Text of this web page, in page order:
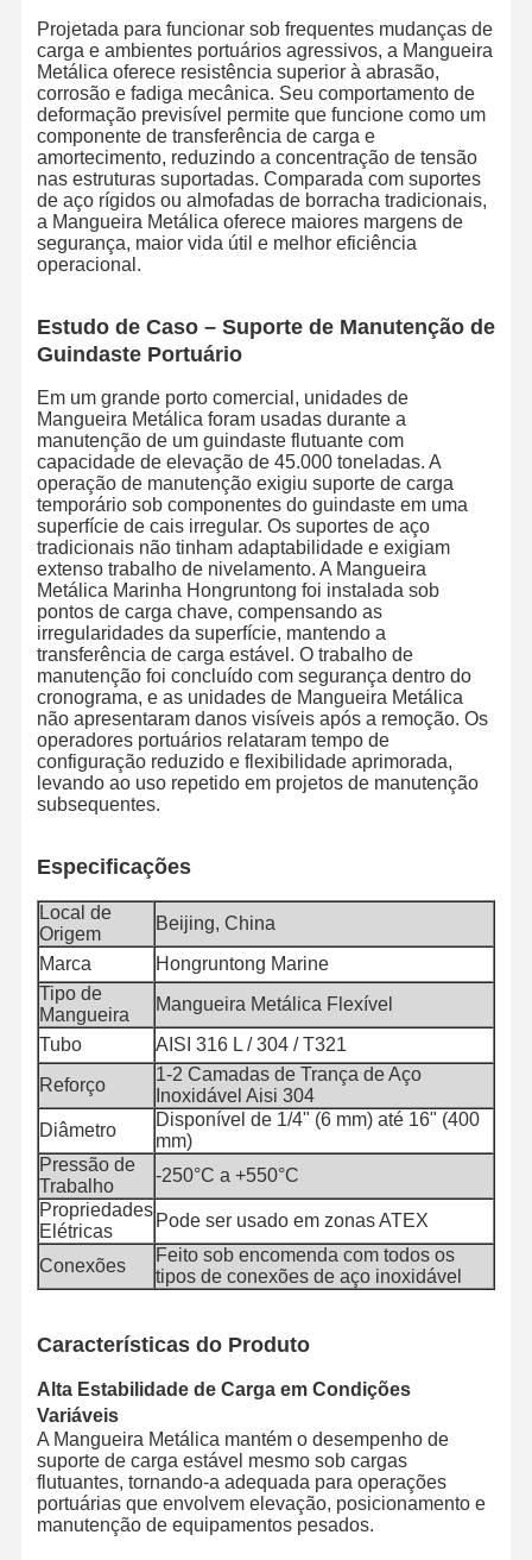
Início Produtos Sobre Nós
Visita À
Fábrica
Controle De
Qualidade
Contate-Nos Notícias Casos
Blogue
Solicite Um
Orçamento
Tubos de dragagem
Mangueira do furo giratório
Tubo de mangueira química
Tubo de mangueira de alimentação
Tubo de mangueira de descarga
Mangueira resistente ao desgaste
Tubos de sucção de lama
Tubo de mangueira de água
Tubo de mangue de combustível
mangueira do vapor
Mangueira de mineração
Tubos de ácido fosfórico
Projetada para funcionar sob frequentes mudanças de
carga e ambientes portuários agressivos, a Mangueira
Metálica oferece resistência superior à abrasão,
corrosão e fadiga mecânica. Seu comportamento de
deformação previsível permite que funcione como um
componente de transferência de carga e
amortecimento, reduzindo a concentração de tensão
nas estruturas suportadas. Comparada com suportes
de aço rígidos ou almofadas de borracha tradicionais,
a Mangueira Metálica oferece maiores margens de
segurança, maior vida útil e melhor eficiência
operacional.
Estudo de Caso – Suporte de Manutenção de
Guindaste Portuário
Em um grande porto comercial, unidades de
Mangueira Metálica foram usadas durante a
manutenção de um guindaste flutuante com
capacidade de elevação de 45.000 toneladas. A
operação de manutenção exigiu suporte de carga
temporário sob componentes do guindaste em uma
superfície de cais irregular. Os suportes de aço
tradicionais não tinham adaptabilidade e exigiam
extenso trabalho de nivelamento. A Mangueira
Metálica Marinha Hongruntong foi instalada sob
pontos de carga chave, compensando as
irregularidades da superfície, mantendo a
transferência de carga estável. O trabalho de
manutenção foi concluído com segurança dentro do
cronograma, e as unidades de Mangueira Metálica
não apresentaram danos visíveis após a remoção. Os
operadores portuários relataram tempo de
configuração reduzido e flexibilidade aprimorada,
levando ao uso repetido em projetos de manutenção
subsequentes.
Especificações
Local de
Origem
Beijing, China
Marca
Hongruntong Marine
Tipo de
Mangueira
Mangueira Metálica Flexível
Tubo
AISI 316 L / 304 / T321
Reforço
1-2 Camadas de Trança de Aço
Inoxidável Aisi 304
Diâmetro
Disponível de 1/4" (6 mm) até 16" (400
mm)
Pressão de
Trabalho
-250°C a +550°C
Propriedades
Elétricas
Pode ser usado em zonas ATEX
Conexões
Feito sob encomenda com todos os
tipos de conexões de aço inoxidável
Características do Produto
Alta Estabilidade de Carga em Condições
Variáveis
A Mangueira Metálica mantém o desempenho de
suporte de carga estável mesmo sob cargas
flutuantes, tornando-a adequada para operações
portuárias que envolvem elevação, posicionamento e
manutenção de equipamentos pesados.